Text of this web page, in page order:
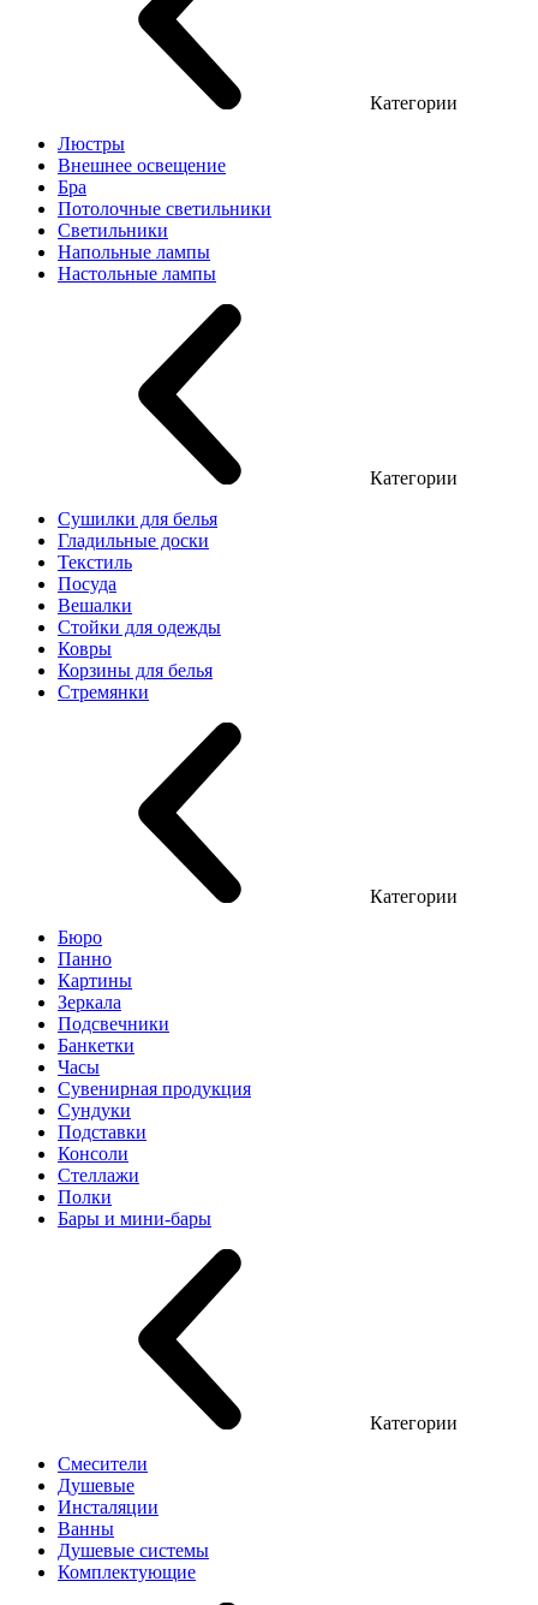
Категории
Люстры
Внешнее освещение
Бра
Потолочные светильники
Светильники
Напольные лампы
Настольные лампы
Категории
Сушилки для белья
Гладильные доски
Текстиль
Посуда
Вешалки
Стойки для одежды
Ковры
Корзины для белья
Стремянки
Категории
Бюро
Панно
Картины
Зеркала
Подсвечники
Банкетки
Часы
Сувенирная продукция
Сундуки
Подставки
Консоли
Стеллажи
Полки
Бары и мини-бары
Категории
Смесители
Душевые
Инсталяции
Ванны
Душевые системы
Комплектующие